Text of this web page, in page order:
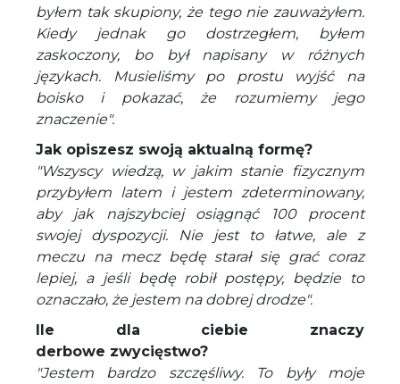
byłem tak skupiony, że tego nie zauważyłem.
Kiedy jednak go dostrzegłem, byłem
zaskoczony, bo był napisany w różnych
językach. Musieliśmy po prostu wyjść na
boisko i pokazać, że rozumiemy jego
znaczenie".
Jak opiszesz swoją aktualną formę?
"Wszyscy wiedzą, w jakim stanie fizycznym
przybyłem latem i jestem zdeterminowany,
aby jak najszybciej osiągnąć 100 procent
swojej dyspozycji. Nie jest to łatwe, ale z
meczu na mecz będę starał się grać coraz
lepiej, a jeśli będę robił postępy, będzie to
oznaczało, że jestem na dobrej drodze".
Ile dla ciebie znaczy
derbowe zwycięstwo?
"Jestem bardzo szczęśliwy. To były moje